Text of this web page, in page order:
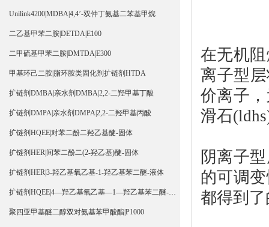
Unilink4200|MDBA|4,4’-双仲丁氨基二苯基甲烷
二乙基甲苯二胺|DETDA|E100
二甲硫基甲苯二胺|DMTDA|E300
甲基环己二胺|脂环胺类固化剂扩链剂HTDA
扩链剂DMBA|亲水剂DMBA|2,2-二羟甲基丁酸
扩链剂DMPA|亲水剂DMPA|2,2-二羟甲基丙酸
扩链剂HQEE|对苯二酚二羟乙基醚-固体
扩链剂HER|间苯二酚二(2-羟乙基)醚-固体
扩链剂HER|3-羟乙基氧乙基-1-羟乙基苯二醚-液体
扩链剂HQEE|4—羟乙基氧乙基—1—羟乙基苯二醚-液体
聚四亚甲基醚二醇双对氨基苯甲酸酯|P1000
在无机
离子型
价离子
滑石
阴离子
的可调
都得到